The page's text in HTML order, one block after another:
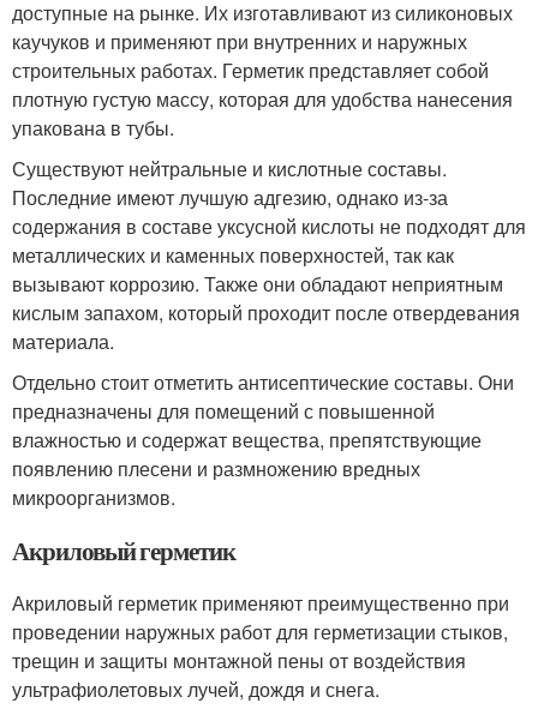
доступные на рынке. Их изготавливают из силиконовых
каучуков и применяют при внутренних и наружных
строительных работах. Герметик представляет собой
плотную густую массу, которая для удобства нанесения
упакована в тубы.
Существуют нейтральные и кислотные составы.
Последние имеют лучшую адгезию, однако из-за
содержания в составе уксусной кислоты не подходят для
металлических и каменных поверхностей, так как
вызывают коррозию. Также они обладают неприятным
кислым запахом, который проходит после отвердевания
материала.
Отдельно стоит отметить антисептические составы. Они
предназначены для помещений с повышенной
влажностью и содержат вещества, препятствующие
появлению плесени и размножению вредных
микроорганизмов.
Акриловый герметик
Акриловый герметик применяют преимущественно при
проведении наружных работ для герметизации стыков,
трещин и защиты монтажной пены от воздействия
ультрафиолетовых лучей, дождя и снега.